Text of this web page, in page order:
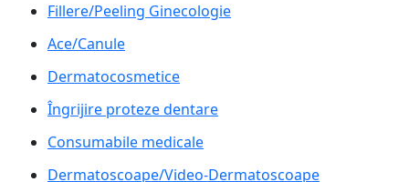
Fillere/Peeling Ginecologie
Ace/Canule
Dermatocosmetice
Îngrijire proteze dentare
Consumabile medicale
Dermatoscoape/Video-Dermatoscoape